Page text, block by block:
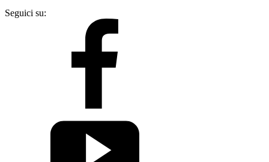
Seguici su: